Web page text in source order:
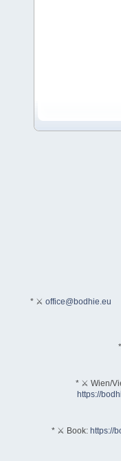
* ⚔ office@bodhie.eu
*
* ⚔ Wien/
https://
* ⚔ Book: https://